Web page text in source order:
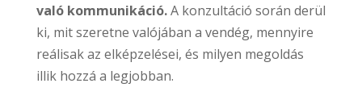
való kommunikáció.A konzultáció során derül
ki, mit szeretne valójában a vendég, mennyire
reálisak az elképzelései, és milyen megoldás
illik hozzá a legjobban.